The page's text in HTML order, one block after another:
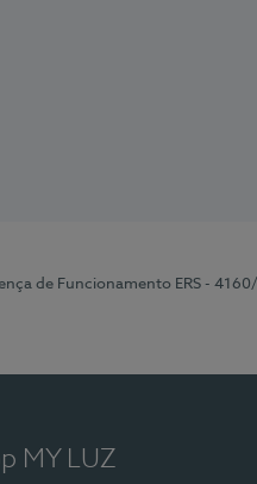
de Funcionamento ERS -
MY LUZ